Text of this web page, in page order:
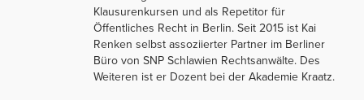
Klausurenkursen und als Repetitor für
Öffentliches Recht in Berlin. Seit 2015 ist Kai
Renken selbst assoziierter Partner im Berliner
Büro von SNP Schlawien Rechtsanwälte. Des
Weiteren ist er Dozent bei der Akademie Kraatz.